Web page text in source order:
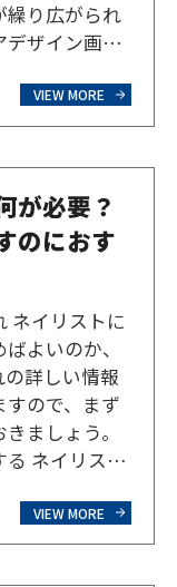
繰り広がられ
デザイン画部
容師コースの
年は美術コー
VIEW MORE
が必要？
のにおす
ネイリストに
よいのか、
詳しい情報
ので、まず
ましょう。
ネイリスト
。ネイルケ
幅広い知識
VIEW MORE